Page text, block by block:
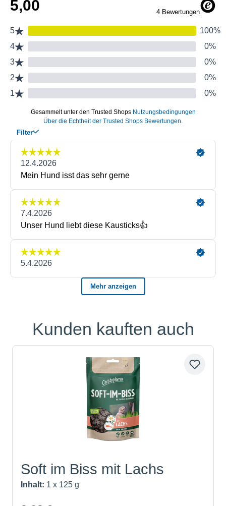
Produktgalerie überspringen
Kunden kauften auch
Soft im Biss mit Lachs
Inhalt: 1 x 125 g